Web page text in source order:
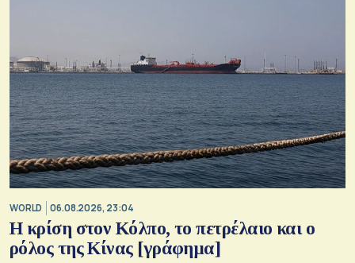
WORLD 06.08.2026, 23:04
Η κρίση στoν Κόλπο, το πετρέλαιο και ο
ρόλος της Κίνας [γράφημα]